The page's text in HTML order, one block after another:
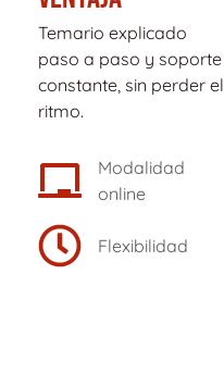
Temario explicado
paso a paso y soporte
constante, sin perder el
ritmo.
Modalidad
online
Flexibilidad